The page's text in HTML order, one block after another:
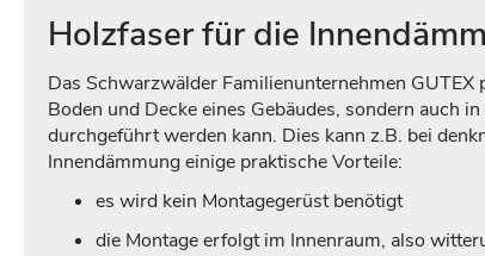
Holzfaser für die
Das Schwarzwälder Familienunternehmen
Boden und Decke eines Gebäudes, sondern auch
durchgeführt werden kann. Dies kann z.B. bei
Innendämmung einige praktische Vorteile:
es wird kein Montagegerüst benötigt
die Montage erfolgt im Innenraum, also